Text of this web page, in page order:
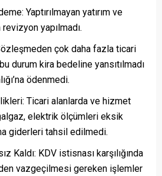
Yaptırılmayan yatırım ve
yapılmadı.
çok daha fazla ticari
durum kira bedeline yansıtılmadı
ödenmedi.
Ticari alanlarda ve hizmet
elektrik ölçümleri eksik
giderleri tahsil edilmedi.
Kaldı: KDV istisnası karşılığında
vazgeçilmesi gereken işlemler